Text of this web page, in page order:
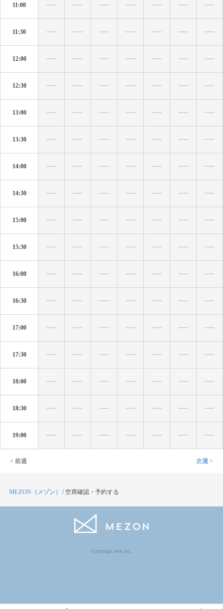
11:00
11:30
12:00
12:30
13:00
13:30
14:00
14:30
15:00
15:30
16:00
16:30
17:00
17:30
18:00
18:30
19:00
< 前週 次週 >
MEZON（メゾン） / 空席確認・予約する
Copyright Jocy inc.